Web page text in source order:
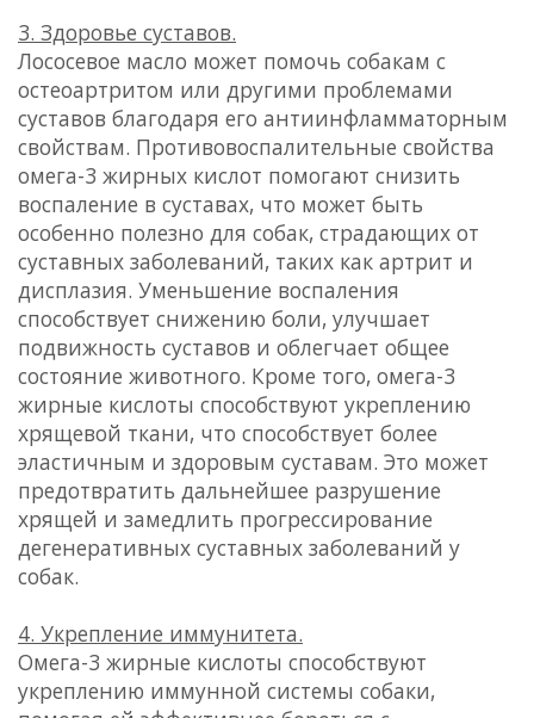
3. Здоровье суставов.
Лососевое масло может помочь собакам с
остеоартритом или другими проблемами
суставов благодаря его антиинфламматорным
свойствам. Противовоспалительные свойства
омега-3 жирных кислот помогают снизить
воспаление в суставах, что может быть
особенно полезно для собак, страдающих от
суставных заболеваний, таких как артрит и
дисплазия. Уменьшение воспаления
способствует снижению боли, улучшает
подвижность суставов и облегчает общее
состояние животного. Кроме того, омега-3
жирные кислоты способствуют укреплению
хрящевой ткани, что способствует более
эластичным и здоровым суставам. Это может
предотвратить дальнейшее разрушение
хрящей и замедлить прогрессирование
дегенеративных суставных заболеваний у
собак.
4. Укрепление иммунитета.
Омега-3 жирные кислоты способствуют
укреплению иммунной системы собаки,